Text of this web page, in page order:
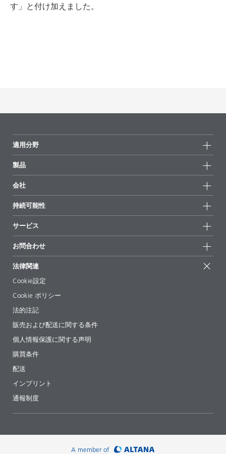
す」と付け加えました。
適用分野
製品
製品グループ
全製品
ハイライト
会社
会社情報
ニュース
拠点と販売代理店
展示会 & イベント
経営陣
持続可能性
持続可能な製品
サクセスストーリー
EcoVadis
証明書
サービス
配合の出発点
論文記事
ebooks(電子書籍)
法令情報
添加剤ガイドアプリ
ビデオ
ダウンロード
お問合わせ
お問合せ先
法律関連
Cookie設定
Cookie ポリシー
法的注記
販売および配送に関する条件
個人情報保護に関する声明
購買条件
配送
インプリント
通報制度
A member of